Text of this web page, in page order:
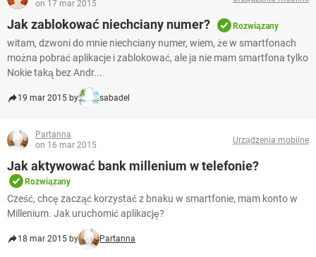
on 17 mar 2015
Jak zablokować niechciany numer? Rozwiązany
witam, dzwoni do mnie niechciany numer, wiem, że w smartfonach
można pobrać aplikacje i zablokować, ale ja nie mam smartfona tylko
Nokie taką bez Andr...
19 mar 2015 by sabadel
Partanna
on 16 mar 2015
Urządzenia mobilne
Jak aktywować bank millenium w telefonie?
Rozwiązany
Cześć, chcę zacząć korzystać z bnaku w smartfonie, mam konto w
Millenium. Jak uruchomić aplikację?
18 mar 2015 by Partanna